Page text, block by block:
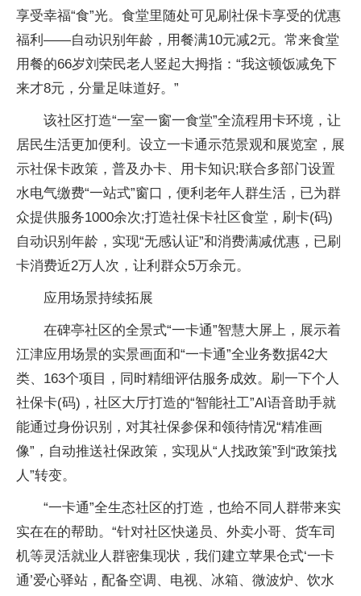
享受幸福“食”光。食堂里随处可见刷社保卡享受的优惠
福利——自动识别年龄，用餐满10元减2元。常来食堂
用餐的66岁刘荣民老人竖起大拇指：“我这顿饭减免下
来才8元，分量足味道好。”
该社区打造“一室一窗一食堂”全流程用卡环境，让
居民生活更加便利。设立一卡通示范景观和展览室，展
示社保卡政策，普及办卡、用卡知识;联合多部门设置
水电气缴费“一站式”窗口，便利老年人群生活，已为群
众提供服务1000余次;打造社保卡社区食堂，刷卡(码)
自动识别年龄，实现“无感认证”和消费满减优惠，已刷
卡消费近2万人次，让利群众5万余元。
应用场景持续拓展
在碑亭社区的全景式“一卡通”智慧大屏上，展示着
江津应用场景的实景画面和“一卡通”全业务数据42大
类、163个项目，同时精细评估服务成效。刷一下个人
社保卡(码)，社区大厅打造的“智能社工”AI语音助手就
能通过身份识别，对其社保参保和领待情况“精准画
像”，自动推送社保政策，实现从“人找政策”到“政策找
人”转变。
“一卡通”全生态社区的打造，也给不同人群带来实
实在在的帮助。“针对社区快递员、外卖小哥、货车司
机等灵活就业人群密集现状，我们建立苹果仓式‘一卡
通’爱心驿站，配备空调、电视、冰箱、微波炉、饮水